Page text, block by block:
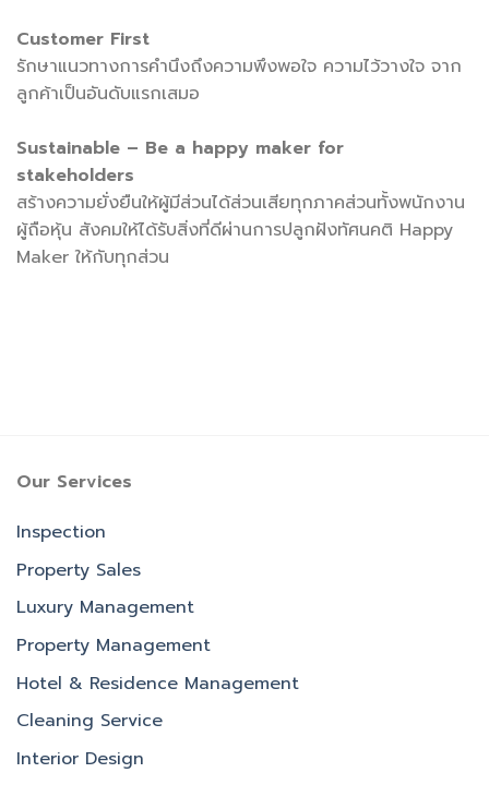
Customer First
รักษาแนวทางการคำนึงถึงความพึงพอใจ ความไว้วางใจ จาก
ลูกค้าเป็นอันดับแรกเสมอ
Sustainable – Be a happy maker for
stakeholders
สร้างความยั่งยืนให้ผู้มีส่วนได้ส่วนเสียทุกภาคส่วนทั้งพนักงาน
ผู้ถือหุ้น สังคมให้ได้รับสิ่งที่ดีผ่านการปลูกฝังทัศนคติ Happy
Maker ให้กับทุกส่วน
Our Services
Inspection
Property Sales
Luxury Management
Property Management
Hotel & Residence Management
Cleaning Service
Interior Design